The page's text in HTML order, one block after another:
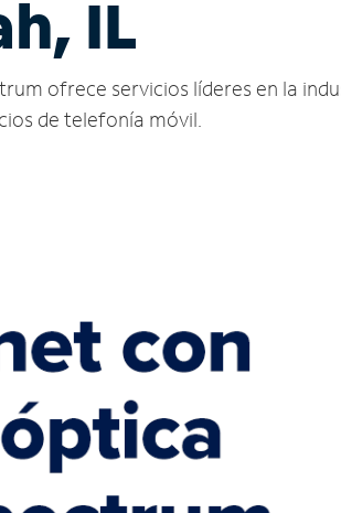
IL
ofrece servicios líderes en la
de telefonía móvil.